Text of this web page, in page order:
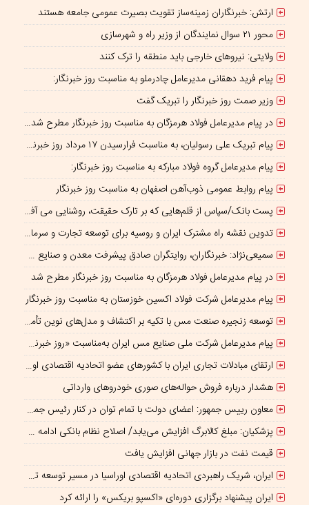
ارتش: خبرنگاران زمینه‌ساز تقویت بصیرت عمومی جامعه هستند
محور ۲۱ سوال نمایندگان از وزیر راه و شهرسازی
ولایتی: نیروهای خارجی باید منطقه را ترک کنند
پیام فرید دهقانی مدیرعامل چادرملو به مناسبت روز خبرنگار:
وزیر صمت روز خبرنگار را تبریک گفت
در پیام مدیرعامل فولاد هرمزگان به مناسبت روز خبرنگار مطرح شد؛ همراهی رسانه با جهاد تولید، سرمایه‌ای برای پیشرفت کشور است
پیام تبریک علی رسولیان، به مناسبت فرارسیدن ۱۷ مرداد روز خبرنگار
پیام مدیرعامل گروه فولاد مبارکه به مناسبت روز خبرنگار:
پیام روابط عمومی ذوب‌آهن اصفهان به مناسبت روز خبرنگار
پست بانک/سپاس از قلم‌هایی که بر تارک حقیقت، روشنایی می‌ آفرینند
تدوین نقشه راه مشترک ایران و روسیه برای توسعه تجارت و سرمایه‌گذاری صنعتی
سمیعی‌نژاد: خبرنگاران، روایتگران صادق پیشرفت معدن و صنایع معدنی هستند
در پیام مدیرعامل فولاد هرمزگان به مناسبت روز خبرنگار مطرح شد
پیام مدیرعامل شرکت فولاد اکسین خوزستان به مناسبت روز خبرنگار
توسعه زنجیره صنعت مس با تکیه بر اکتشاف و مدل‌های نوین تأمین مالی
پیام مدیرعامل شرکت ملی صنایع مس ایران به‌مناسبت «روز خبرنگار»
ارتقای مبادلات تجاری ایران با کشورهای عضو اتحادیه اقتصادی اوراسیا
هشدار درباره فروش حواله‌های صوری خودروهای وارداتی
معاون رییس جمهور: اعضای دولت با تمام توان در کنار رئیس جمهوری برای ایران ایستاده‌اند
پزشکیان: مبلغ کالابرگ افزایش می‌یابد/ اصلاح نظام بانکی ادامه دارد
قیمت نفت در بازار جهانی افزایش یافت
ایران، شریک راهبردی اتحادیه اقتصادی اوراسیا در مسیر توسعه تجارت و همگرایی منطقه‌ای
ایران پیشنهاد برگزاری دوره‌ای «اکسپو بریکس» را ارائه کرد